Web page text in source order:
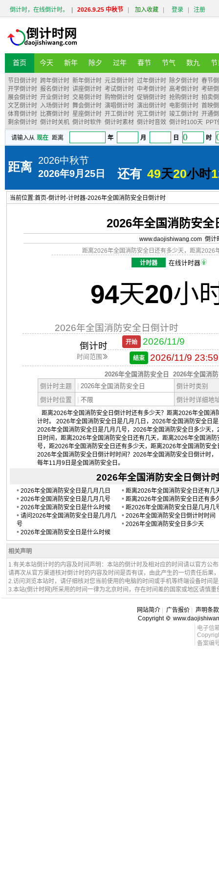
倒计时，在线倒计时。 2026.9.25 中秋节 加入收藏 登录 注册
首页 今天 新年 除夕 过年 春节 节气 数九 节
节日倒计时 跨年倒计时 新年倒计时 元旦倒计时 过年倒计时 除夕倒计时 春节
开学倒计时 报名倒计时 讲座倒计时 考试倒计时 中考倒计时 高考倒计时 考研
展会倒计时 开业倒计时 交易倒计时 购物倒计时 促销倒计时 抢购倒计时 拍卖
文艺倒计时 入场倒计时 舞会倒计时 演唱倒计时 演出倒计时 电影倒计时 首映
体育倒计时 比赛倒计时 星座倒计时 开工倒计时 完工倒计时 竣工倒计时 开通
剩余倒计时 倒计时关机 倒计时软件 倒计时素材 倒计时音效 倒计时100天 PPT
当前位置:首页-倒计时-计时器-2026年全国消防安全日倒计时
2026年全国消防安全
www.daojishiwang.com 倒计
距离2026年全国消防安全日还有多少天，距离2026
计时器
在线计时器
94天20小
2026年全国消防安全日倒计时
倒计时
时间范围
开始 2026/11/9
结束 2026/11/9
2026年全国消防安全日
2026年全国消
倒计时主题
2026年全国消防安全日
倒计时类别
倒计时位置
不限
倒计时详细地
距离2026年全国消防安全日倒计时还有多少天？距离2026年全国
计时。 2026年全国消防安全日是几月几日，2026年全国消防安全日
2026年全国消防安全日是几月几号，2026年全国消防安全日多少天
日时间，距离2026年全国消防安全日还有几天，距离2026年全国消
号，距2026年全国消防安全日还有多少天，距离2026年全国消防安
2026年全国消防安全日倒计时时间？2026年全国消防安全日倒计时，
每年11月9日是全国消防安全日。
2026年全国消防安全日倒计
• 2026年全国消防安全日是几月几日
• 2026年全国消防安全日是几月几号
• 2026年全国消防安全日是什么时候
• 请问2026年全国消防安全日是几月几
号
• 2026年全国消防安全日是什么时候
• 距离2026年全国消防安全日还有几
• 距离2026年全国消防安全日还有多
• 距2026年全国消防安全日是几月几
• 2026年全国消防安全日倒计时时间
• 2026年全国消防安全日多少天
相关声明
1.有关本站倒计时的内容及时间声明：本站的倒计时及相对应的时间请以官方公
请再次从官方渠道核对倒计时的内容及时间是否有误，由此产生的一切责任后果
2.访问浏览本站时，请仔细核对您当前使用的电脑的时间或手机等终端设备时间
3.本站(倒计时网)所采用的时间一律为北京时间，存在时间差的国家或地区请慎重
网站简介 广告报价
声明条款
Copyright
电子信
备案编